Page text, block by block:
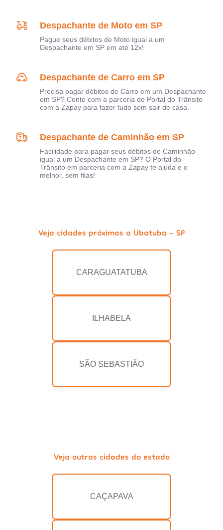
Despachante de Moto em SP
Pague seus débitos de Moto igual a um
Despachante em SP em até 12x!
Despachante de Carro em SP
Precisa pagar débitos de Carro em um Despachante
em SP? Conte com a parceria do Portal do Trânsito
com a Zapay para fazer tudo sem sair de casa.
Despachante de Caminhão em SP
Facilidade para pagar seus débitos de Caminhão
igual a um Despachante em SP? O Portal do
Trânsito em parceria com a Zapay te ajuda e o
melhor, sem filas!
Veja cidades próximas a Ubatuba - SP
CARAGUATATUBA
ILHABELA
SÃO SEBASTIÃO
Veja outras cidades do estado
CAÇAPAVA